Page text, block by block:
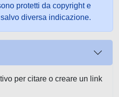
protetti da copyright e
diversa indicazione.
per citare o creare un link